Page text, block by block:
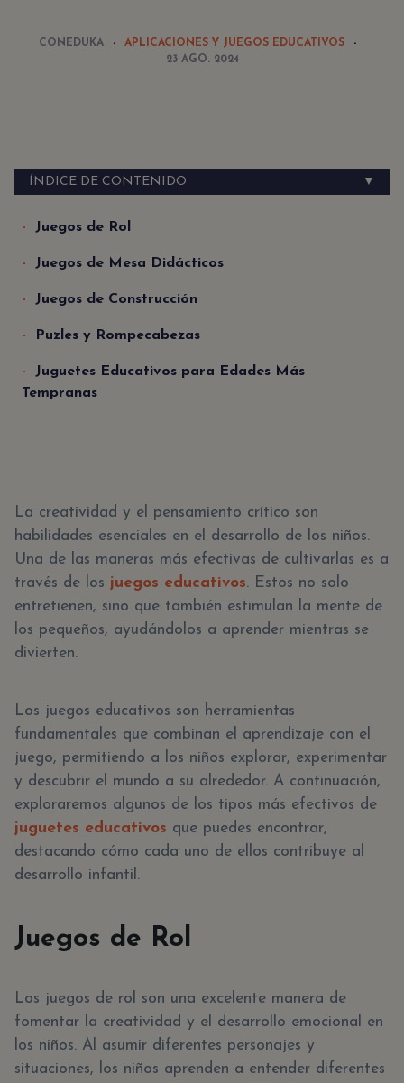
CONEDUKA
APLICACIONES Y JUEGOS EDUCATIVOS
23 AGO. 2024
ÍNDICE DE CONTENIDO ▼
Juegos de Rol
Juegos de Mesa Didácticos
Juegos de Construcción
Puzles y Rompecabezas
Juguetes Educativos para Edades Más
Tempranas
La creatividad y el pensamiento crítico son
habilidades esenciales en el desarrollo de los niños.
Una de las maneras más efectivas de cultivarlas es a
través de los juegos educativos. Estos no solo
entretienen, sino que también estimulan la mente de
los pequeños, ayudándolos a aprender mientras se
divierten.
Los juegos educativos son herramientas
fundamentales que combinan el aprendizaje con el
juego, permitiendo a los niños explorar, experimentar
y descubrir el mundo a su alrededor. A continuación,
exploraremos algunos de los tipos más efectivos de
juguetes educativos que puedes encontrar,
destacando cómo cada uno de ellos contribuye al
desarrollo infantil.
Juegos de Rol
Los juegos de rol son una excelente manera de
fomentar la creatividad y el desarrollo emocional en
los niños. Al asumir diferentes personajes y
situaciones, los niños aprenden a entender diferentes